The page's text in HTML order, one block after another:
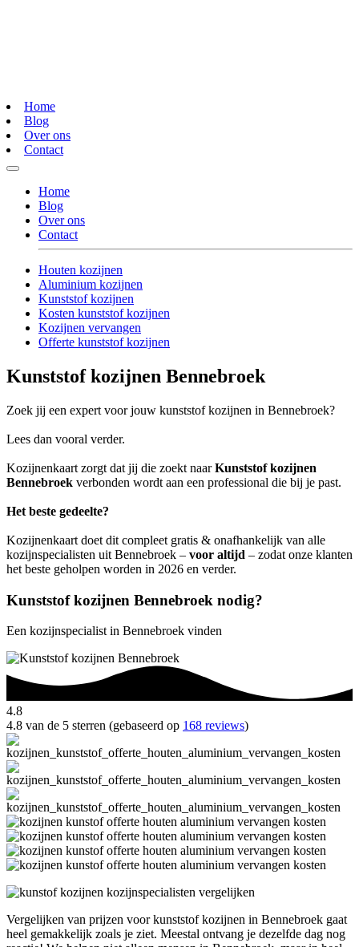
Home
Blog
Over ons
Contact
Home
Blog
Over ons
Contact
Houten kozijnen
Aluminium kozijnen
Kunststof kozijnen
Kosten kunststof kozijnen
Kozijnen vervangen
Offerte kunststof kozijnen
Kunststof kozijnen Bennebroek
Zoek jij een expert voor jouw kunststof kozijnen in Bennebroek?
Lees dan vooral verder.
Kozijnenkaart zorgt dat jij die zoekt naarKunststof kozijnen
Bennebroek verbonden wordt aan een professional die bij je past.
Het beste gedeelte?
Kozijnenkaart doet dit compleet gratis & onafhankelijk van alle
kozijnspecialisten uit Bennebroek – voor altijd – zodat onze klanten
het beste geholpen worden in 2026 en verder.
Kunststof kozijnen Bennebroek nodig?
Een kozijnspecialist in Bennebroek vinden
4.8
4.8 van de 5 sterren (gebaseerd op 168 reviews)
Vergelijken van prijzen voor kunststof kozijnen in Bennebroek gaat
heel gemakkelijk zoals je ziet. Meestal ontvang je dezelfde dag nog